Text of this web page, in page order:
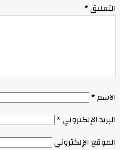
التعليق*
الاسم*
البريد الإلكتروني*
الموقع الإلكتروني